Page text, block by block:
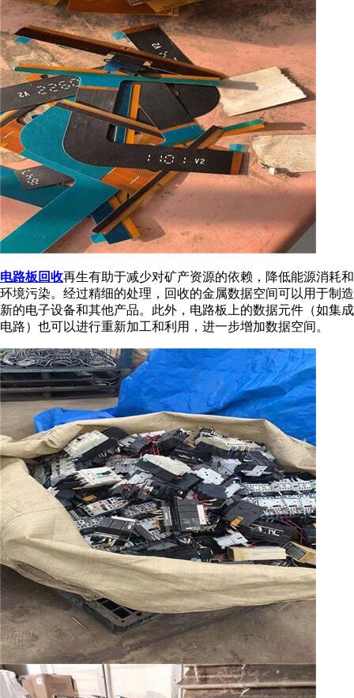
电路板回收再生有助于减少对矿产资源的依赖，降低能源消耗和
环境污染。经过精细的处理，回收的金属数据空间可以用于制造
新的电子设备和其他产品。此外，电路板上的数据元件（如集成
电路）也可以进行重新加工和利用，进一步增加数据空间。